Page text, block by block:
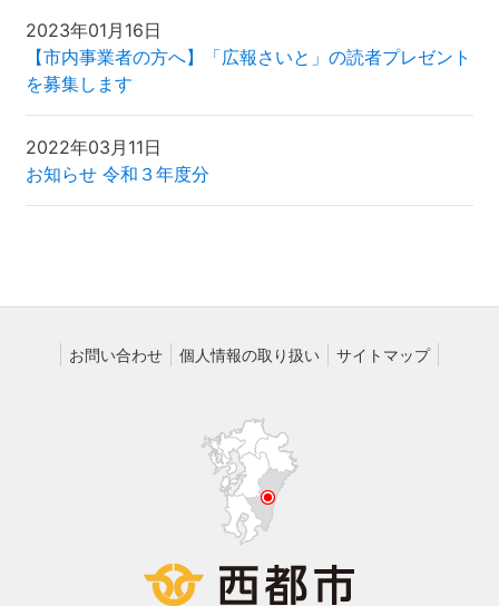
2023年01月16日
【市内事業者の方へ】「広報さいと」の読者プレゼント
を募集します
2022年03月11日
お知らせ 令和３年度分
お問い合わせ 個人情報の取り扱い サイトマップ